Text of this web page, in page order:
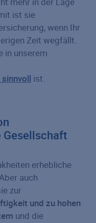
ist sie
wenn Ihr
Zeit wegfällt.
in unserem
ist.
Gesellschaft
erhebliche
auch
zur
und zu hohen
und die